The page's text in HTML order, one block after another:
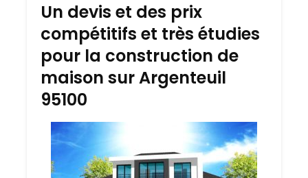
Un devis et des prix
compétitifs et très étudies
pour la construction de
maison sur Argenteuil
95100